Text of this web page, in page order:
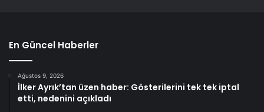
En Güncel Haberler
Ağustos 9, 2026
İlker Ayrık’tan üzen haber: Gösterilerini tek tek iptal
etti, nedenini açıkladı